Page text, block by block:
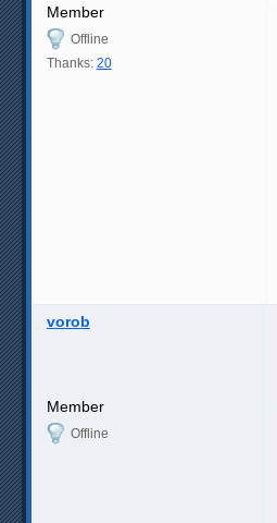
Member
Offline
Thanks: 20
vorob
Member
Offline